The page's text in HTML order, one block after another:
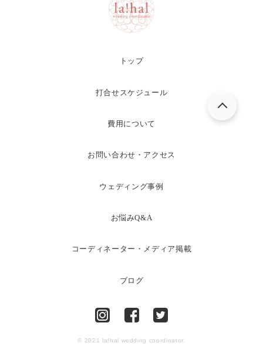
トップ
打合せスケジュール
費用について
お問い合わせ・アクセス
ウェディング事例
お悩みQ&A
コーディネーター・メディア掲載
ブログ
© 2021 la!hal wedding coordinator.